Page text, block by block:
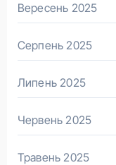
Вересень 2025
Серпень 2025
Липень 2025
Червень 2025
Травень 2025